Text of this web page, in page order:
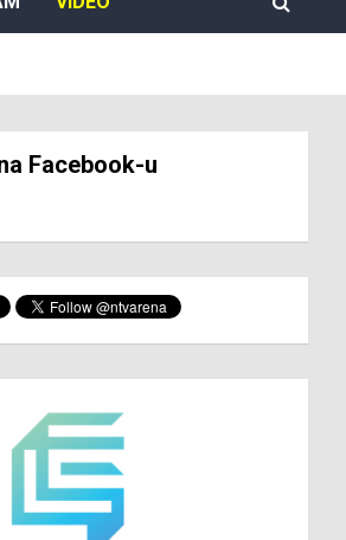
Facebook-u